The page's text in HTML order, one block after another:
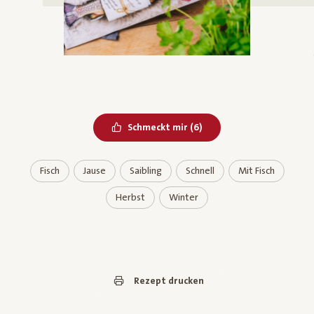
Schmeckt mir Bereits geliked
(6)
Fisch Jause Saibling Schnell Mit Fisch
Herbst Winter
Rezept drucken